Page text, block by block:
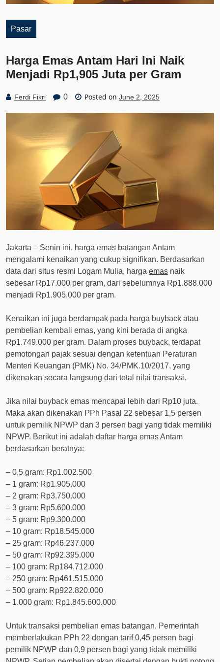
Pasar
Harga Emas Antam Hari Ini Naik
Menjadi Rp1,905 Juta per Gram
Ferdi Fikri 0 Posted on June 2, 2025
Jakarta – Senin ini, harga emas batangan Antam
mengalami kenaikan yang cukup signifikan. Berdasarkan
data dari situs resmi Logam Mulia, harga emas naik
sebesar Rp17.000 per gram, dari sebelumnya Rp1.888.000
menjadi Rp1.905.000 per gram.
Kenaikan ini juga berdampak pada harga buyback atau
pembelian kembali emas, yang kini berada di angka
Rp1.749.000 per gram. Dalam proses buyback, terdapat
pemotongan pajak sesuai dengan ketentuan Peraturan
Menteri Keuangan (PMK) No. 34/PMK.10/2017, yang
dikenakan secara langsung dari total nilai transaksi.
Jika nilai buyback emas mencapai lebih dari Rp10 juta.
Maka akan dikenakan PPh Pasal 22 sebesar 1,5 persen
untuk pemilik NPWP dan 3 persen bagi yang tidak memiliki
NPWP. Berikut ini adalah daftar harga emas Antam
berdasarkan beratnya:
– 0,5 gram: Rp1.002.500
– 1 gram: Rp1.905.000
– 2 gram: Rp3.750.000
– 3 gram: Rp5.600.000
– 5 gram: Rp9.300.000
– 10 gram: Rp18.545.000
– 25 gram: Rp46.237.000
– 50 gram: Rp92.395.000
– 100 gram: Rp184.712.000
– 250 gram: Rp461.515.000
– 500 gram: Rp922.820.000
– 1.000 gram: Rp1.845.600.000
Untuk transaksi pembelian emas batangan. Pemerintah
memberlakukan PPh 22 dengan tarif 0,45 persen bagi
pemilik NPWP dan 0,9 persen bagi yang tidak memiliki